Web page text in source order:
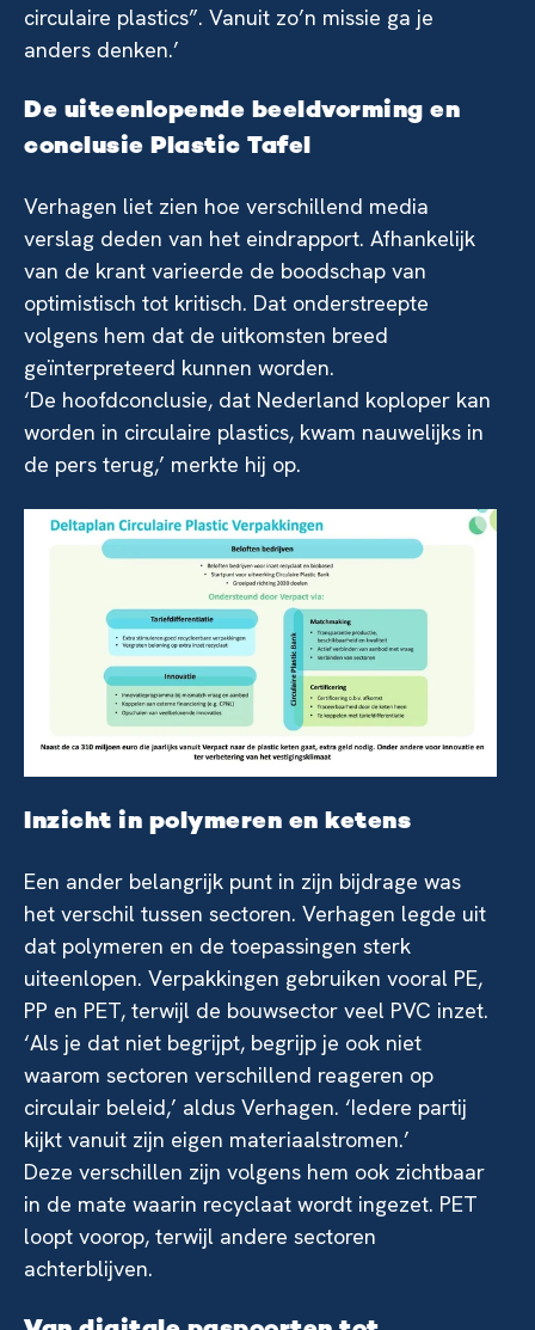
circulaire plastics”. Vanuit zo’n missie ga je
anders denken.’
De uiteenlopende beeldvorming en
conclusie Plastic Tafel
Verhagen liet zien hoe verschillend media
verslag deden van het eindrapport. Afhankelijk
van de krant varieerde de boodschap van
optimistisch tot kritisch. Dat onderstreepte
volgens hem dat de uitkomsten breed
geïnterpreteerd kunnen worden.
‘De hoofdconclusie, dat Nederland koploper kan
worden in circulaire plastics, kwam nauwelijks in
de pers terug,’ merkte hij op.
Inzicht in polymeren en ketens
Een ander belangrijk punt in zijn bijdrage was
het verschil tussen sectoren. Verhagen legde uit
dat polymeren en de toepassingen sterk
uiteenlopen. Verpakkingen gebruiken vooral PE,
PP en PET, terwijl de bouwsector veel PVC inzet.
‘Als je dat niet begrijpt, begrijp je ook niet
waarom sectoren verschillend reageren op
circulair beleid,’ aldus Verhagen. ‘Iedere partij
kijkt vanuit zijn eigen materiaalstromen.’
Deze verschillen zijn volgens hem ook zichtbaar
in de mate waarin recyclaat wordt ingezet. PET
loopt voorop, terwijl andere sectoren
achterblijven.